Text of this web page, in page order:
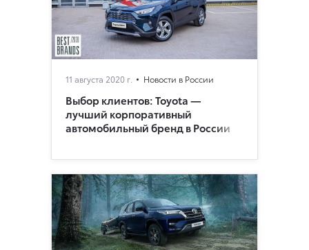
11 августа 2020 г. Новости в России
Выбор клиентов: Toyota —
лучший корпоративный
автомобильный бренд в России